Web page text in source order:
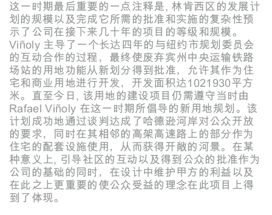
这一时期最后重要的一点注释是, 林肯西区的发展计
划的规模以及完成它所需的批准和实施的复杂性预
示了公司在接下来几十年的项目的等级和规模。
Viñoly 主导了一个长达四年的与纽约市规划委员会
的互动合作的过程，最终使废弃宾州中央运输铁路
场站的用地功能从新划分得到批准，允许其作为住
宅和商业用地进行开发，开发面积达1021930平方
米。直至今日, 该用地的建设项目仍需遵守当时由
Rafael Viñoly 在这一时期所倡导的新用地规划。该
计划成功地通过谈判达成了哈德逊河岸对公众开放
的要求，同时在其相邻的高架高速路上的部分作为
住宅的配套设施使用，从而获得开敞的河景。在某
种意义上, 引导社区的互动以及得到公众的批准作为
公司的基础的同时，在设计中维护甲方的利益以及
在此之上更重要的使公众受益的理念在此项目上得
到了体现。